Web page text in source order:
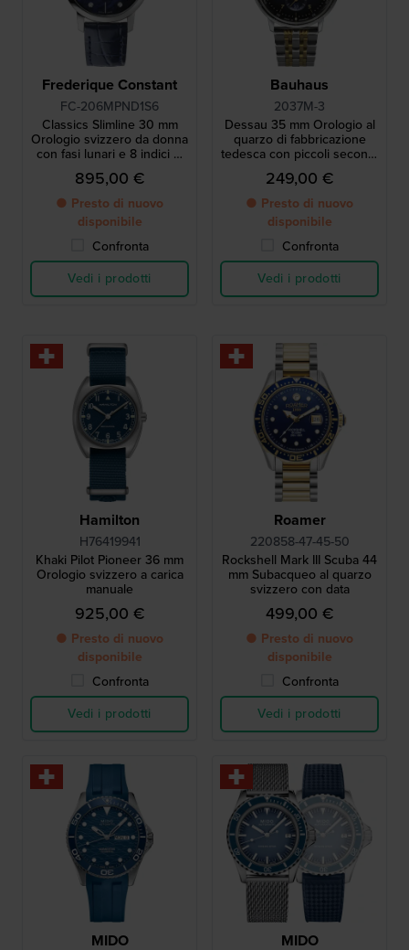
Frederique Constant
FC-206MPND1S6
Classics Slimline 30 mm
Orologio svizzero da donna
con fasi lunari e 8 indici di
diamanti
895,00 €
● Presto di nuovo
disponibile
Confronta
Vedi i prodotti
Bauhaus
2037M-3
Dessau 35 mm Orologio al
quarzo di fabbricazione
tedesca con piccoli secondi
e movimento svizzero
249,00 €
● Presto di nuovo
disponibile
Confronta
Vedi i prodotti
Hamilton
H76419941
Khaki Pilot Pioneer 36 mm
Orologio svizzero a carica
manuale
925,00 €
● Presto di nuovo
disponibile
Confronta
Vedi i prodotti
Roamer
220858-47-45-50
Rockshell Mark III Scuba 44
mm Subacqueo al quarzo
svizzero con data
499,00 €
● Presto di nuovo
disponibile
Confronta
Vedi i prodotti
MIDO MIDO